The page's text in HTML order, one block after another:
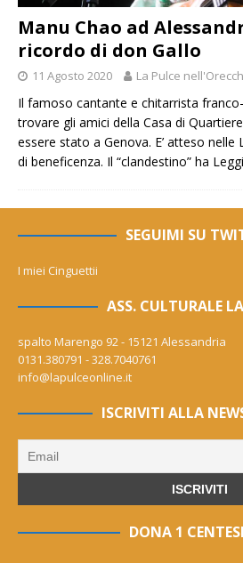
Manu Chao ad
ricordo di don Gallo
11 Agosto 2020 La Pulce
Il famoso cantante e chitarrista
trovare gli amici della Casa di
essere stato a Genova. E’ atteso
di beneficenza. Il “clandestino” ha Leggi
SEGUIMI SU
I miei Cinguettii
ASS. CULTURALE
spalto Marengo 92 - 15121 Alessandria
0131.380791 - 328.7040761
info@lapulceonline.it
ISCRIVITI ALLA
DONA 1